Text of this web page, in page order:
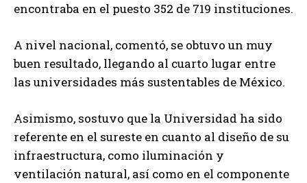
encontraba en el puesto 352 de 719 instituciones.
A nivel nacional, comentó, se obtuvo un muy
buen resultado, llegando al cuarto lugar entre
las universidades más sustentables de México.
Asimismo, sostuvo que la Universidad ha sido
referente en el sureste en cuanto al diseño de su
infraestructura, como iluminación y
ventilación natural, así como en el componente